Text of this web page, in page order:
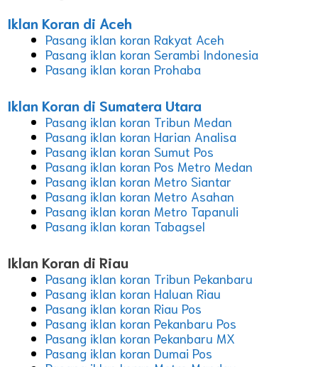
Iklan Koran di Aceh
Pasang iklan koran Rakyat Aceh
Pasang iklan koran Serambi Indonesia
Pasang iklan koran Prohaba
Iklan Koran di Sumatera Utara
Pasang iklan koran Tribun Medan
Pasang iklan koran Harian Analisa
Pasang iklan koran Sumut Pos
Pasang iklan koran Pos Metro Medan
Pasang iklan koran Metro Siantar
Pasang iklan koran Metro Asahan
Pasang iklan koran Metro Tapanuli
Pasang iklan koran Tabagsel
Iklan Koran di Riau
Pasang iklan koran Tribun Pekanbaru
Pasang iklan koran Haluan Riau
Pasang iklan koran Riau Pos
Pasang iklan koran Pekanbaru Pos
Pasang iklan koran Pekanbaru MX
Pasang iklan koran Dumai Pos